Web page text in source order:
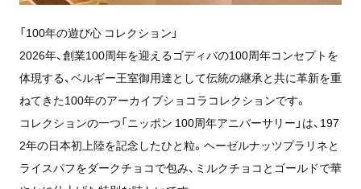
「100年の遊び心 コレクション」
2026年、創業100周年を迎えるゴディバの100周年コンセプトを
体現する、ベルギー王室御用達として伝統の継承と共に革新を重
ねてきた100年のアーカイブショコラコレクションです。
コレクションの一つ「ニッポン 100周年アニバーサリー」は、197
2年の日本初上陸を記念したひと粒。ヘーゼルナッツプラリネと
ライスパフをダークチョコで包み、ミルクチョコとゴールドで華